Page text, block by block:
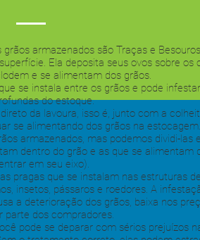
armazenados são Traças e
Ela deposita seus ovos sobre os
e se alimentam dos grãos.
se instala entre os grãos e pode
do estoque.
da lavoura, isso é, junto com a
se alimentando dos grãos na estocagem.
armazenados, mas podemos dividi-las
dentro do grão e as que se alimentam
em seu eixo).
pragas que se instalam nas estruturas de
insetos, pássaros e roedores. A
a deterioração dos grãos, baixa nos
parte dos compradores.
pode se deparar com sérios prejuízos